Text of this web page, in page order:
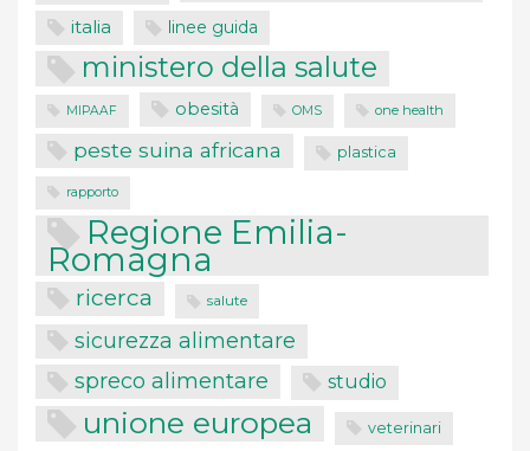
italia linee guida
ministero della salute
MIPAAF obesità OMS one health
peste suina africana plastica
rapporto
Regione Emilia-
Romagna
ricerca salute
sicurezza alimentare
spreco alimentare studio
unione europea veterinari